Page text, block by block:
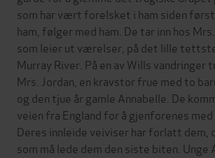
som har vært forelsket i ham siden
ham, følger med ham. De tar inn hos
som leier ut værelser, på det lille
Murray River. På en av Wills vandringer
Mrs. Jordan, en kravstor frue med to
og den tjue år gamle Annabelle. De
veien fra England for å gjenforenes med
Deres innleide veiviser har forlatt dem,
som må lede dem den siste biten. Unge